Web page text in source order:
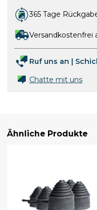
365 Tage
Versandkostenfrei
Ruf uns an |
Chatte mit uns
Ähnliche Produkte